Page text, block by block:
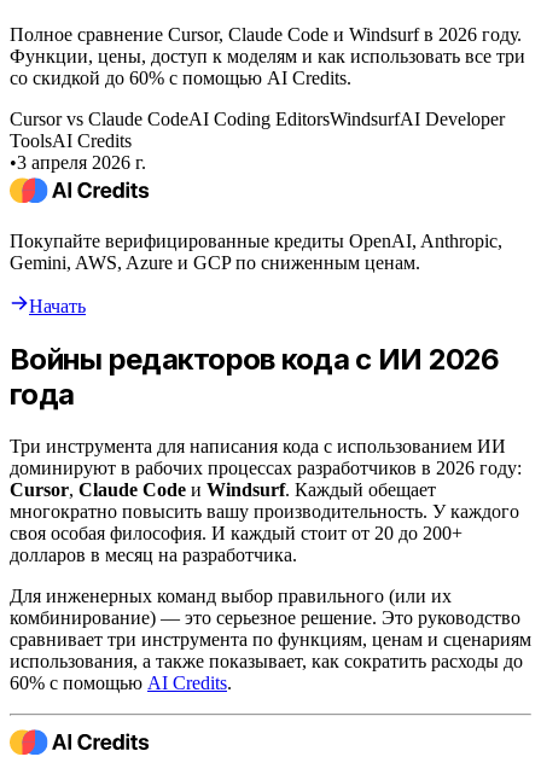
Полное сравнение Cursor, Claude Code и Windsurf в 2026 году.
Функции, цены, доступ к моделям и как использовать все три
со скидкой до 60% с помощью AI Credits.
Cursor vs Claude CodeAI Coding EditorsWindsurfAI Developer
ToolsAI Credits
•3 апреля 2026 г.
Покупайте верифицированные кредиты OpenAI, Anthropic,
Gemini, AWS, Azure и GCP по сниженным ценам.
Начать
Войны редакторов кода с ИИ 2026
года
Три инструмента для написания кода с использованием ИИ
доминируют в рабочих процессах разработчиков в 2026 году:
Cursor, Claude Code и Windsurf. Каждый обещает
многократно повысить вашу производительность. У каждого
своя особая философия. И каждый стоит от 20 до 200+
долларов в месяц на разработчика.
Для инженерных команд выбор правильного (или их
комбинирование) — это серьезное решение. Это руководство
сравнивает три инструмента по функциям, ценам и сценариям
использования, а также показывает, как сократить расходы до
60% с помощью AI Credits.